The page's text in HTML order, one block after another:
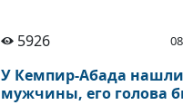
5926
У Кемпир-Абада
мужчины, его голова